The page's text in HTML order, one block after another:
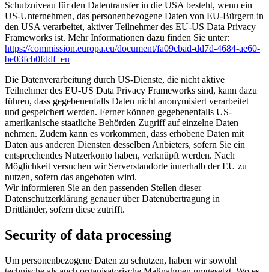
Schutzniveau für den Datentransfer in die USA besteht, wenn ein
US-Unternehmen, das personenbezogene Daten von EU-Bürgern in
den USA verarbeitet, aktiver Teilnehmer des EU-US Data Privacy
Frameworks ist. Mehr Informationen dazu finden Sie unter:
https://commission.europa.eu/document/fa09cbad-dd7d-4684-ae60-
be03fcb0fddf_en
Die Datenverarbeitung durch US-Dienste, die nicht aktive
Teilnehmer des EU-US Data Privacy Frameworks sind, kann dazu
führen, dass gegebenenfalls Daten nicht anonymisiert verarbeitet
und gespeichert werden. Ferner können gegebenenfalls US-
amerikanische staatliche Behörden Zugriff auf einzelne Daten
nehmen. Zudem kann es vorkommen, dass erhobene Daten mit
Daten aus anderen Diensten desselben Anbieters, sofern Sie ein
entsprechendes Nutzerkonto haben, verknüpft werden. Nach
Möglichkeit versuchen wir Serverstandorte innerhalb der EU zu
nutzen, sofern das angeboten wird.
Wir informieren Sie an den passenden Stellen dieser
Datenschutzerklärung genauer über Datenübertragung in
Drittländer, sofern diese zutrifft.
Security of data processing
Um personenbezogene Daten zu schützen, haben wir sowohl